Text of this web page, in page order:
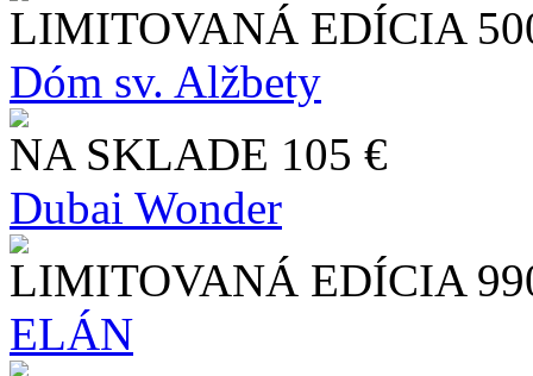
LIMITOVANÁ EDÍCIA
Dóm sv. Alžbety
NA SKLADE 105 €
Dubai Wonder
LIMITOVANÁ EDÍCIA
ELÁN